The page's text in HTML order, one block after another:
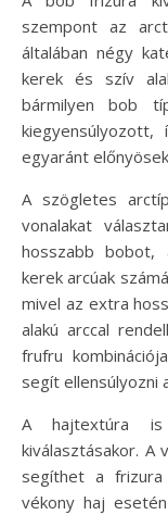
szempont az
általában négy
kerek és szív
bármilyen bob
egyaránt
A szögletes
vonalakat
hosszabb bobot,
kerek arcúak
mivel az extra
alakú arccal
frufru
segít ellensúlyozni
A hajtextúra
kiválasztásakor.
segíthet a frizura
vékony haj